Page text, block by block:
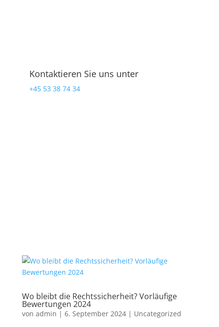
Kontaktieren Sie uns unter
+45 53 38 74 34
Wo bleibt die Rechtssicherheit? Vorläufige
Bewertungen 2024
von admin | 6. September 2024| Uncategorized